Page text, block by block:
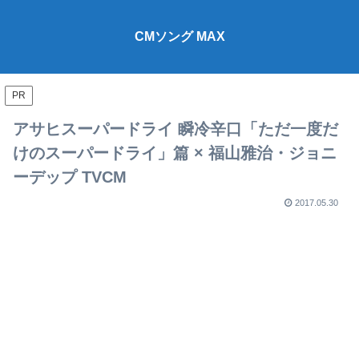
CMソング MAX
PR
アサヒスーパードライ 瞬冷辛口「ただ一度だ
けのスーパードライ」篇 × 福山雅治・ジョニ
ーデップ TVCM
2017.05.30